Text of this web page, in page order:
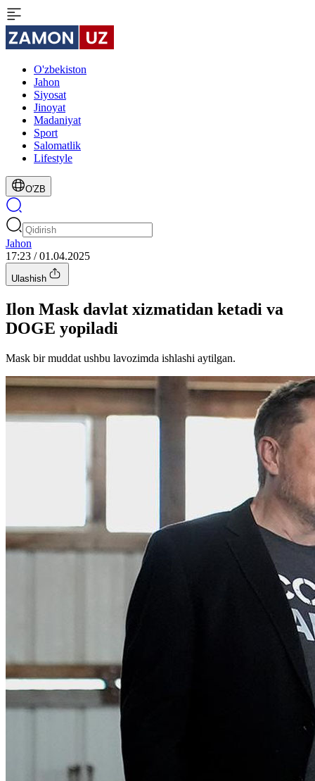
O'zbekiston
Jahon
Siyosat
Jinoyat
Madaniyat
Sport
Salomatlik
Lifestyle
O'ZB
Jahon
17:23 / 01.04.2025
Ulashish
Ilon Mask davlat xizmatidan ketadi va
DOGE yopiladi
Mask bir muddat ushbu lavozimda ishlashi aytilgan.